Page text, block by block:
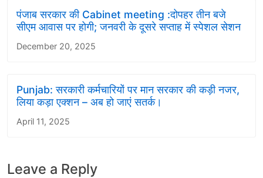
पंजाब सरकार की Cabinet meeting :दोपहर तीन बजे
सीएम आवास पर होगी; जनवरी के दूसरे सप्ताह में स्पेशल सेशन
December 20, 2025
Punjab: सरकारी कर्मचारियों पर मान सरकार की कड़ी नजर,
लिया कड़ा एक्शन – अब हो जाएं सतर्क।
April 11, 2025
Leave a Reply